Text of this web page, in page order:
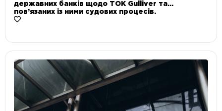
державних банків щодо ТОК Gulliver та
пов’язаних із ними судових процесів.